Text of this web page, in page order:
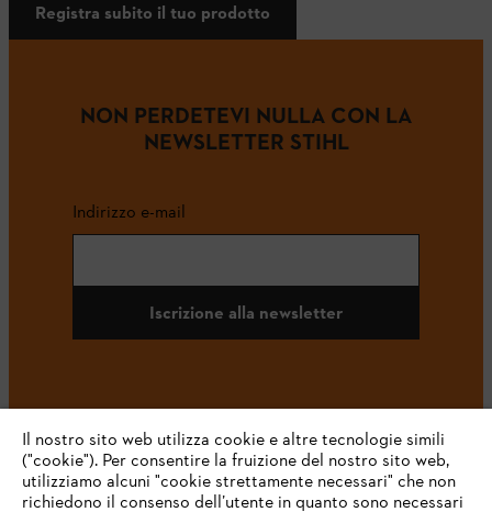
Registra subito il tuo prodotto
NON PERDETEVI NULLA CON LA
NEWSLETTER STIHL
Indirizzo e-mail
Iscrizione alla newsletter
#STIHL
Il nostro sito web utilizza cookie e altre tecnologie simili
("cookie"). Per consentire la fruizione del nostro sito web,
utilizziamo alcuni "cookie strettamente necessari" che non
richiedono il consenso dell’utente in quanto sono necessari